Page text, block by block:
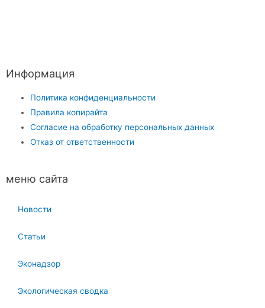
Информация
Политика конфиденциальности
Правила копирайта
Согласие на обработку персональных данных
Отказ от ответственности
меню сайта
Новости
Статьи
Эконадзор
Экологическая сводка